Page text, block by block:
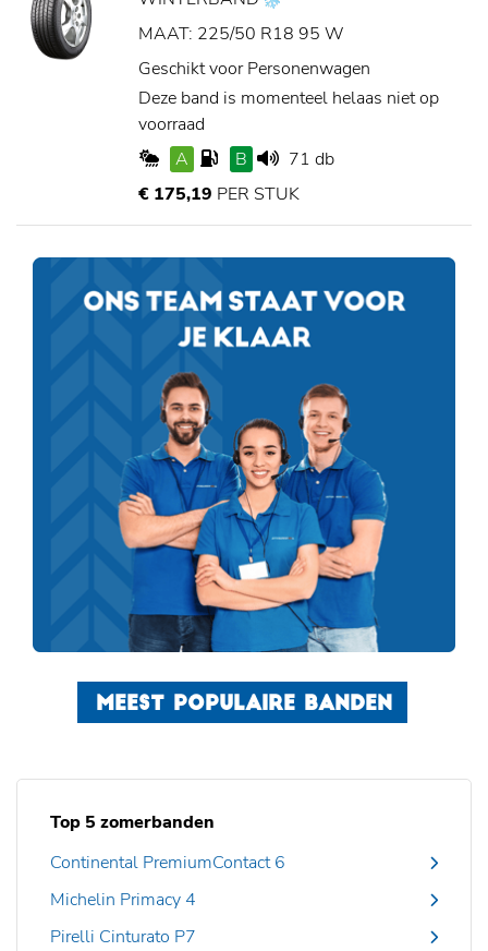
MAAT: 225/50 R18 95 W
Geschikt voor Personenwagen
Deze band is momenteel helaas niet op
voorraad
A
B
71 db
€ 175,19 PER STUK
MEEST POPULAIRE BANDEN
Top 5 zomerbanden
Continental PremiumContact 6
Michelin Primacy 4
Pirelli Cinturato P7